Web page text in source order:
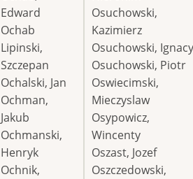
Edward
Ochab
Lipinski,
Szczepan
Ochalski, Jan
Ochman,
Jakub
Ochmanski,
Henryk
Ochnik,
Osuchowski,
Kazimierz
Osuchowski, Ignacy
Osuchowski, Piotr
Oswiecimski,
Mieczyslaw
Osypowicz,
Wincenty
Oszast, Jozef
Oszczedowski,